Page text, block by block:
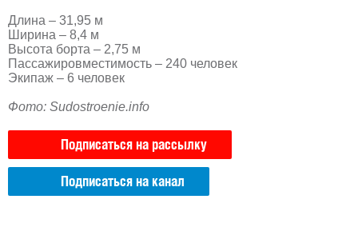
Длина – 31,95 м
Ширина – 8,4 м
Высота борта – 2,75 м
Пассажировместимость – 240 человек
Экипаж – 6 человек
Фото: Sudostroenie.info
Подписаться на рассылку
Подписаться на канал